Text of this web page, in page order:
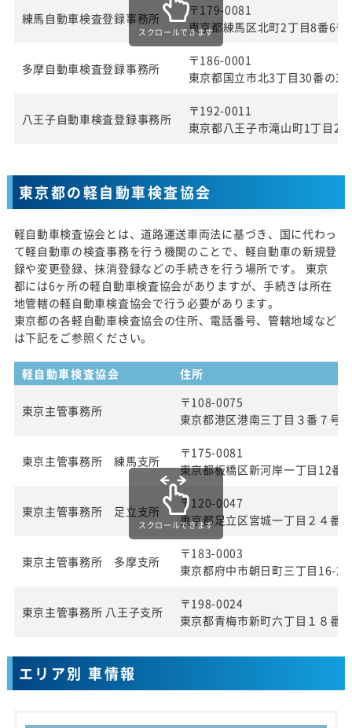
練馬自動車検査登録事務所
〒179-0081
東京都練馬区北町2丁目8番6号
多摩自動車検査登録事務所
〒186-0001
東京都国立市北3丁目30番の3
八王子自動車検査登録事務所
〒192-0011
東京都八王子市滝山町1丁目
スクロールできます
東京都の軽自動車検査協会
軽自動車検査協会とは、道路運送車両法に基づき、国に代わっ
て軽自動車の検査事務を行う機関のことで、軽自動車の新規登
録や変更登録、抹消登録などの手続きを行う場所です。 東京
都には6ヶ所の軽自動車検査協会がありますが、手続きは所在
地管轄の軽自動車検査協会で行う必要があります。
東京都の各軽自動車検査協会の住所、電話番号、管轄地域など
は下記をご参照ください。
軽自動車検査協会 住所
東京主管事務所
〒108-0075
東京都港区港南三丁目３番７号
東京主管事務所 練馬支所
〒175-0081
東京都板橋区新河岸一丁目12番
東京主管事務所 足立支所
〒120-0047
東京都足立区宮城一丁目２４番
東京主管事務所 多摩支所
〒183-0003
東京都府中市朝日町三丁目16-22
東京主管事務所 八王子支所
〒198-0024
東京都青梅市新町六丁目１８番
スクロールできます
エリア別 車情報